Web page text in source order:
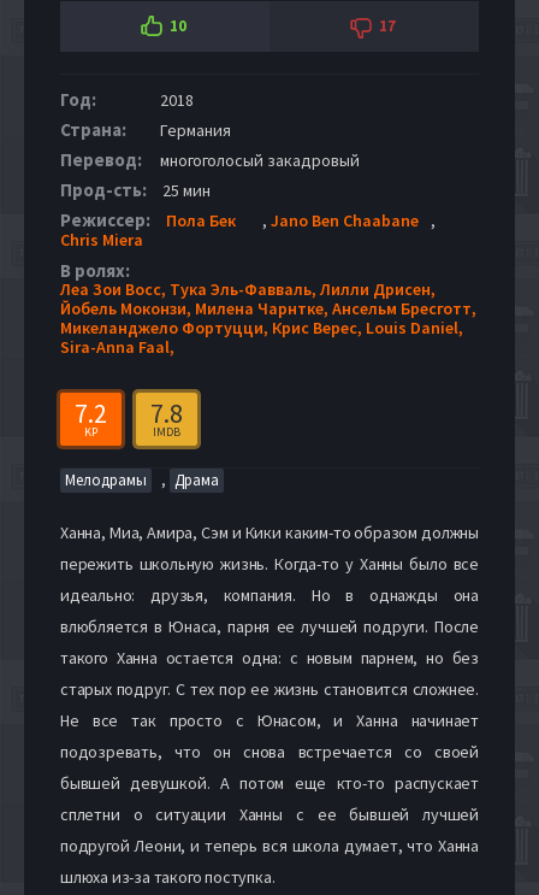
10 17
Год: 2018
Страна: Германия
Перевод: многоголосый закадровый
Прод-сть: 25 мин
Режиссер: Пола Бек , Jano Ben Chaabane
,
Chris Miera
В ролях:
Леа Зои Восс, Тука Эль-Фавваль,Лилли Дрисен,
Йобель Моконзи, Милена Чарнтке, Ансельм Бресготт,
Микеланджело Фортуцци, Крис Верес, Louis Daniel,
Sira-Anna Faal,
7.2
KP
7.8
IMDB
Мелодрамы , Драма
Ханна, Миа, Амира, Сэм и Кики каким-то образом должны
пережить школьную жизнь. Когда-то у Ханны было все
идеально: друзья, компания. Но в однажды она
влюбляется в Юнаса, парня ее лучшей подруги. После
такого Ханна остается одна: с новым парнем, но без
старых подруг. С тех пор ее жизнь становится сложнее.
Не все так просто с Юнасом, и Ханна начинает
подозревать, что он снова встречается со своей
бывшей девушкой. А потом еще кто-то распускает
сплетни о ситуации Ханны с ее бывшей лучшей
подругой Леони, и теперь вся школа думает, что Ханна
шлюха из-за такого поступка.